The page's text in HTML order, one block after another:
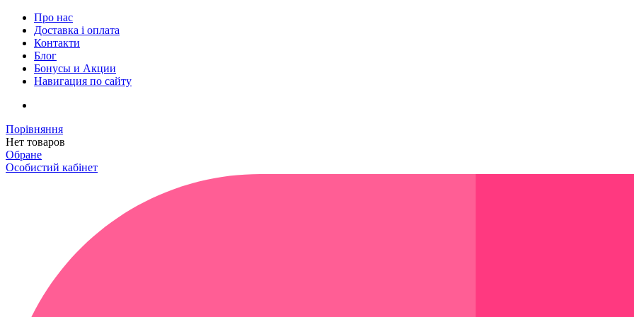
Про нас
Доставка і оплата
Контакти
Блог
Бонусы и Акции
Навигация по сайту
Порівняння
Нет товаров
Обране
Особистий кабінет